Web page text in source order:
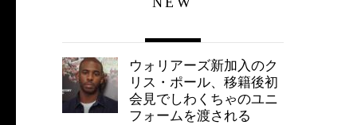
ウォリアーズ新加入のク
リス・ポール、移籍後初
会見でしわくちゃのユニ
フォームを渡される